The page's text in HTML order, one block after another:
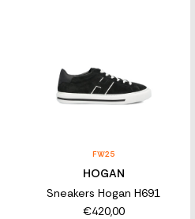
FW25
HOGAN
Sneakers Hogan H691
€420,00